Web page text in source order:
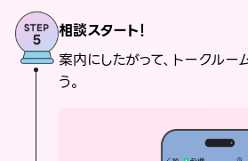
相談スタート！
案内にしたがって、トークルー
う。